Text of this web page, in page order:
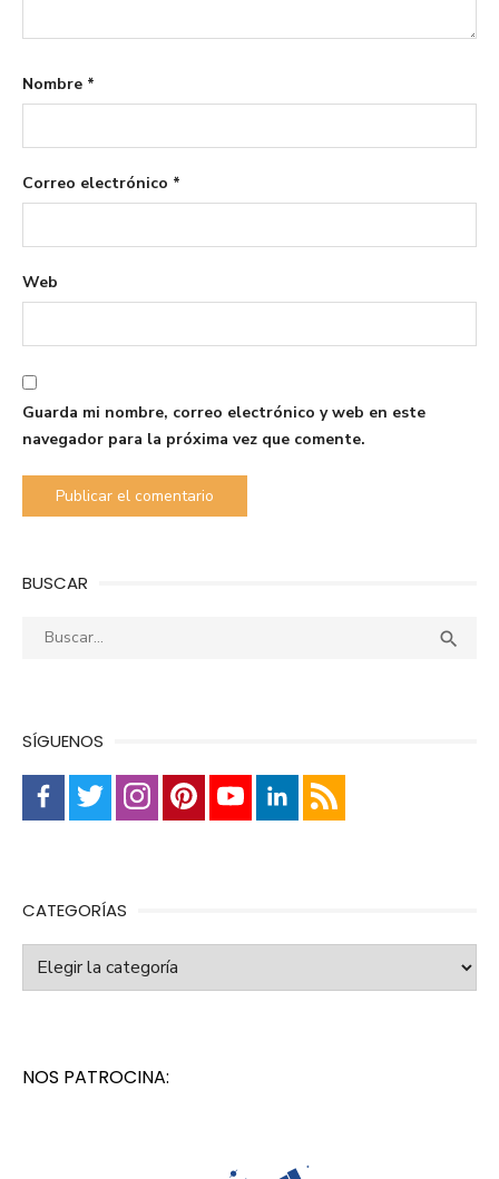
Nombre *
Correo electrónico *
Web
Guarda mi nombre, correo electrónico y web en este
navegador para la próxima vez que comente.
BUSCAR
Buscar: 
SÍGUENOS
CATEGORÍAS
Categorías
NOS PATROCINA: